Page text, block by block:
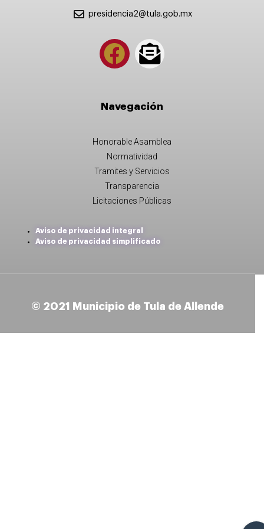
presidencia2@tula.gob.mx
Navegación
Honorable Asamblea
Normatividad
Tramites y Servicios
Transparencia
Licitaciones Públicas
Aviso de privacidad integral
Aviso de privacidad simplificado
© 2021 Municipio de Tula de Allende